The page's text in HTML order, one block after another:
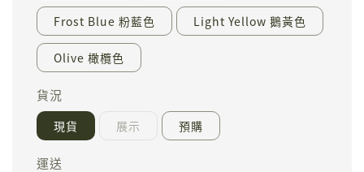
Frost Blue 粉藍色 Light Yellow 鵝黃色
Olive 橄欖色
貨況
現貨 展示 預購
運送